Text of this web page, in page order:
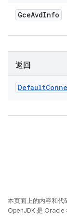
GceAvdInfo
返回
Default
本页面上的内容和代
OpenJDK 是 Oracle